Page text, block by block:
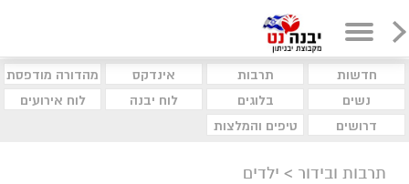
חדשות תרבות אינדקס
מהדורה מודפסת
נשים
בלוגים לוח יבנה
לוח אירועים
דרושים
טיפים והמלצות
תרבות ובידור > ילדים